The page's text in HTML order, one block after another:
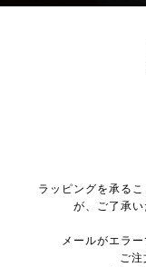
ラッピングを承る
が、ご了承い
メールがエラ
ご